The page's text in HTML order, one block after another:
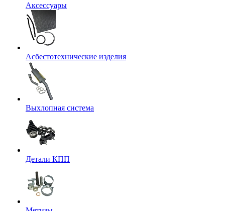
Аксессуары
Асбестотехнические изделия
Выхлопная система
Детали КПП